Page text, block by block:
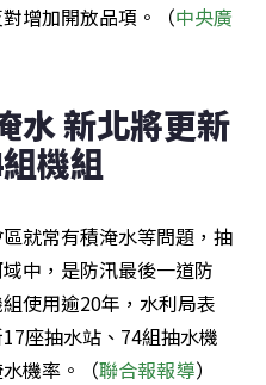
增加開放品項。（中央廣
水 新北將更新
機組
就常有積淹水等問題，抽
中，是防汛最後一道防
使用逾20年，水利局表
座抽水站、74組抽水機
機率。（聯合報報導）